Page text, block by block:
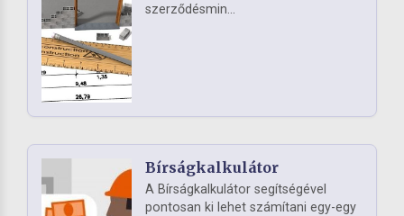
szerződésmin...
Bírságkalkulátor
A Bírságkalkulátor segítségével
pontosan ki lehet számítani egy-egy